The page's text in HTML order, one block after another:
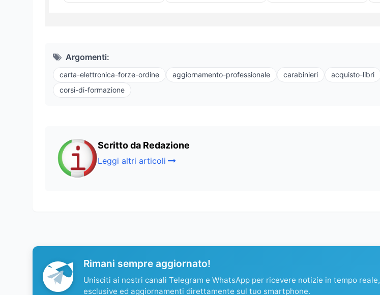
Argomenti:
carta-elettronica-forze-ordine aggiornamento-professionale carabinieri
acquisto-libri
corsi-di-formazione
Scritto da Redazione
Leggi altri articoli
Rimani sempre aggiornato!
Unisciti ai nostri canali Telegram e WhatsApp per ricevere notizie in tempo reale,
esclusive ed aggiornamenti direttamente sul tuo smartphone.